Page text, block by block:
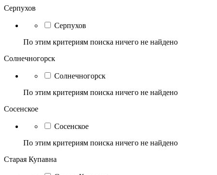
Серпухов
Серпухов
По этим критериям поиска ничего не найдено
Солнечногорск
Солнечногорск
По этим критериям поиска ничего не найдено
Сосенское
Сосенское
По этим критериям поиска ничего не найдено
Старая Купавна